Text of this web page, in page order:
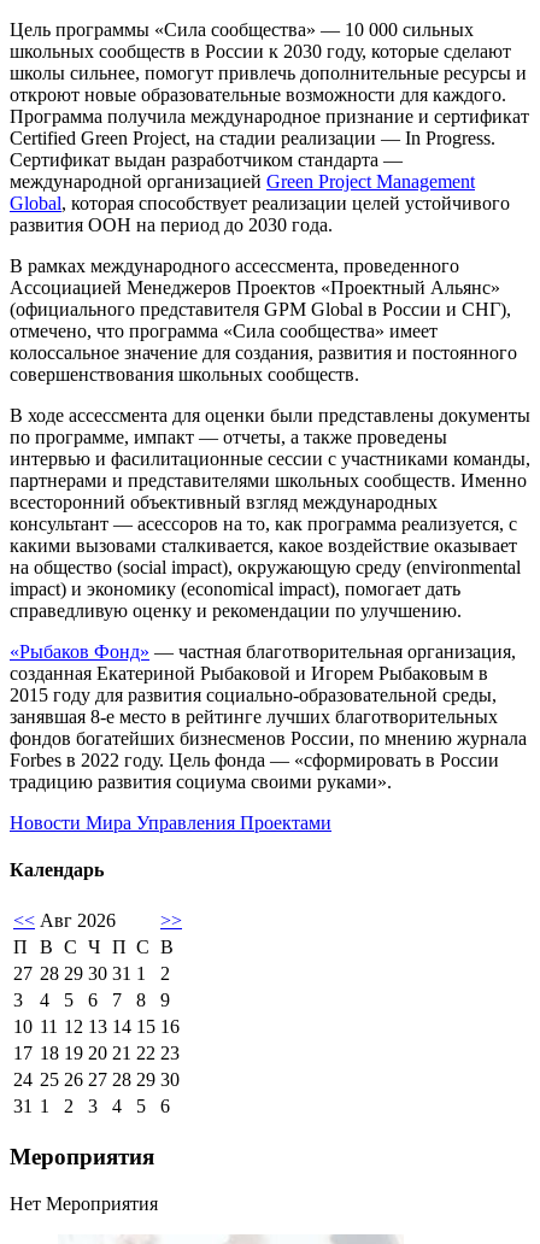
Цель программы «Сила сообщества» — 10 000 сильных
школьных сообществ в России к 2030 году, которые сделают
школы сильнее, помогут привлечь дополнительные ресурсы и
откроют новые образовательные возможности для каждого.
Программа получила международное признание и сертификат
Certified Green Project, на стадии реализации — In Progress.
Сертификат выдан разработчиком стандарта —
международной организацией Green Project Management
Global, которая способствует реализации целей устойчивого
развития ООН на период до 2030 года.
В рамках международного ассессмента, проведенного
Ассоциацией Менеджеров Проектов «Проектный Альянс»
(официального представителя GPM Global в России и СНГ),
отмечено, что программа «Сила сообщества» имеет
колоссальное значение для создания, развития и постоянного
совершенствования школьных сообществ.
В ходе ассессмента для оценки были представлены документы
по программе, импакт — отчеты, а также проведены
интервью и фасилитационные сессии с участниками команды,
партнерами и представителями школьных сообществ. Именно
всесторонний объективный взгляд международных
консультант — асессоров на то, как программа реализуется, с
какими вызовами сталкивается, какое воздействие оказывает
на общество (social impact), окружающую среду (environmental
impact) и экономику (economical impact), помогает дать
справедливую оценку и рекомендации по улучшению.
«Рыбаков Фонд» — частная благотворительная организация,
созданная Екатериной Рыбаковой и Игорем Рыбаковым в
2015 году для развития социально-образовательной среды,
занявшая 8-е место в рейтинге лучших благотворительных
фондов богатейших бизнесменов России, по мнению журнала
Forbes в 2022 году. Цель фонда — «сформировать в России
традицию развития социума своими руками».
Новости Мира Управления Проектами
Календарь
<< Авг 2026
>>
П
В С Ч П С В
27 28 29 30 31 1
2
3
4 5 6 7 8
9
10 11 12 13 14 15 16
17 18 19 20 21 22 23
24 25 26 27 28 29 30
31 1 2 3 4 5 6
Мероприятия
Нет Мероприятия